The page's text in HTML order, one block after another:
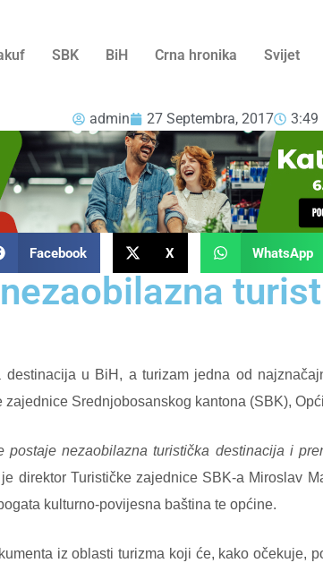
SBK BiH Crna hronika Svijet
admin 27 Septembra, 2017 3:49
Facebook X WhatsApp
destinacija u BiH, a turizam jedna od
Srednjobosanskog kantona (SBK),
nezaobilazna turistička destinacija i
je direktor Turističke zajednice SBK-a Miroslav
kulturno-povijesna baština te općine.
iz oblasti turizma koji će, kako očekuje,